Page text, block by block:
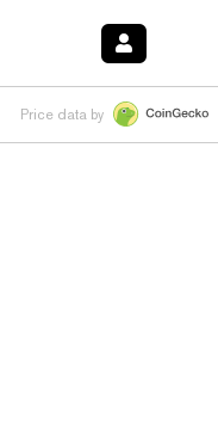
$1.035 0.20%HYPE $55.59
Price data by